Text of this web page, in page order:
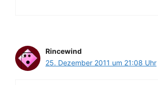
Rincewind
25. Dezember 2011 um 21:08 Uhr